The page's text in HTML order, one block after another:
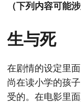
（下列内容可能
生与死
在剧情的设定里
尚在读小学的孩
受的。在电影里